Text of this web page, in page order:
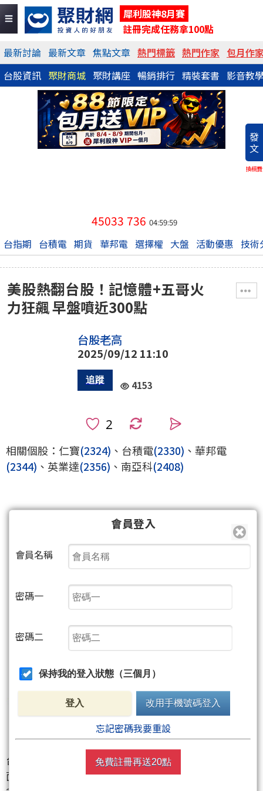
犀利股神8月賽
註冊完成任務拿100點
最新討論 最新文章 焦點文章 熱門標籤 熱門作家 包月作
台股資訊 聚財商城 聚財講座 暢銷排行 精裝套書 影音教
發
文
換稿費
45033 736 04:59:59
台指期 台積電 期貨 華邦電 選擇權 大盤 活動優惠 技術
美股熱翻台股！記憶體+五哥火
力狂飆 早盤噴近300點
台股老高
2025/09/12 11:10
4153
相關個股：仁寶(2324) 、台積電(2330) 、華邦電
(2344) 、英業達(2356) 、南亞科(2408)
台股今日再度展現強勁多頭氣勢，在美股四大指數全
面創高的激勵下，早盤一度勁揚逾270點，最高衝上
會員登入
會員名稱
密碼一
密碼二
保持我的登入狀態（三個月）
登入 改用手機號碼登入
忘記密碼我要重設
免費註冊再送20點